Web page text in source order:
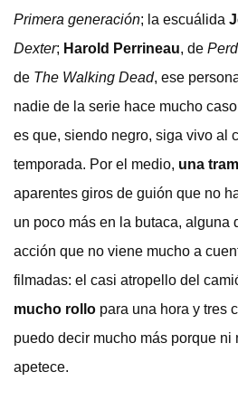
Primera generación; la escuálida
Dexter; Harold Perrineau, de
de The Walking Dead, ese
nadie de la serie hace mucho
es que, siendo negro, siga vivo al
temporada. Por el medio, una
aparentes giros de guión que no
un poco más en la butaca, alguna
acción que no viene mucho a
filmadas: el casi atropello del
mucho rollo para una hora y tres
puedo decir mucho más porque ni
apetece.